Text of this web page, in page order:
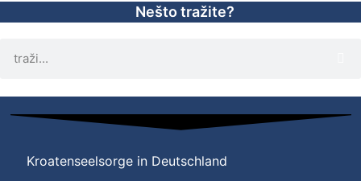
Nešto tražite?
Kroatenseelsorge in Deutschland